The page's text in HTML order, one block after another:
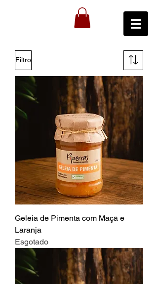
Filtro
Geleia de Pimenta com Maçā e
Laranja
Esgotado